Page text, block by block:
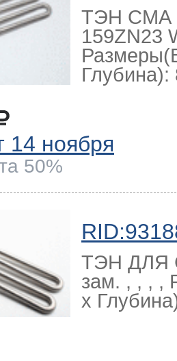
ТЭН СМА
159ZN23
Глубина):
14 ноября
50%
ТЭН
зам. , , , ,
х